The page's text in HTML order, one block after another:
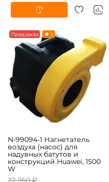
-5% Предзаказ
N-99094-1 Нагнетатель
воздуха (насос) для
надувных батутов и
конструкций Huawei, 1500
W